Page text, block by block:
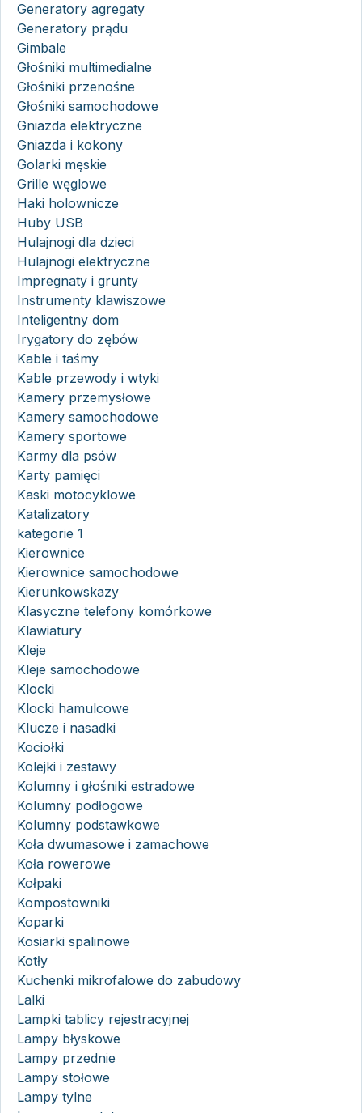
Generatory agregaty
Generatory prądu
Gimbale
Głośniki multimedialne
Głośniki przenośne
Głośniki samochodowe
Gniazda elektryczne
Gniazda i kokony
Golarki męskie
Grille węglowe
Haki holownicze
Huby USB
Hulajnogi dla dzieci
Hulajnogi elektryczne
Impregnaty i grunty
Instrumenty klawiszowe
Inteligentny dom
Irygatory do zębów
Kable i taśmy
Kable przewody i wtyki
Kamery przemysłowe
Kamery samochodowe
Kamery sportowe
Karmy dla psów
Karty pamięci
Kaski motocyklowe
Katalizatory
kategorie 1
Kierownice
Kierownice samochodowe
Kierunkowskazy
Klasyczne telefony komórkowe
Klawiatury
Kleje
Kleje samochodowe
Klocki
Klocki hamulcowe
Klucze i nasadki
Kociołki
Kolejki i zestawy
Kolumny i głośniki estradowe
Kolumny podłogowe
Kolumny podstawkowe
Koła dwumasowe i zamachowe
Koła rowerowe
Kołpaki
Kompostowniki
Koparki
Kosiarki spalinowe
Kotły
Kuchenki mikrofalowe do zabudowy
Lalki
Lampki tablicy rejestracyjnej
Lampy błyskowe
Lampy przednie
Lampy stołowe
Lampy tylne